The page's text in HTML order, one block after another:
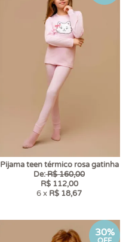
Pijama teen térmico rosa gatinha
De:R$ 160,00
R$ 112,00
6 x R$ 18,67
30%